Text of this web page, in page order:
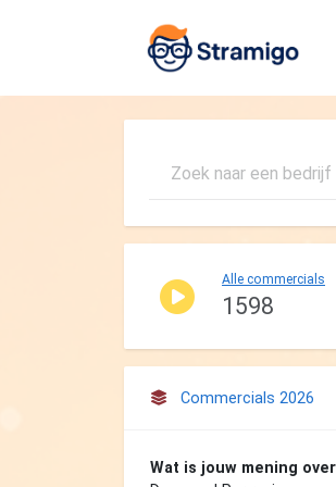
Alle commercials
1598
Commercials 2026
Wat is jouw mening